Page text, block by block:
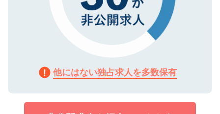
他にはない独占求人を多数保有